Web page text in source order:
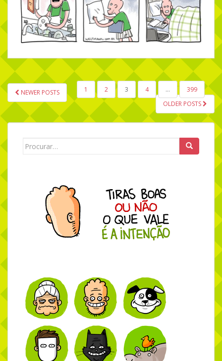
NAVEGAÇÃO POR POSTS
NEWER POSTS 1 2 3 4 …
399
OLDER POSTS
Search for: